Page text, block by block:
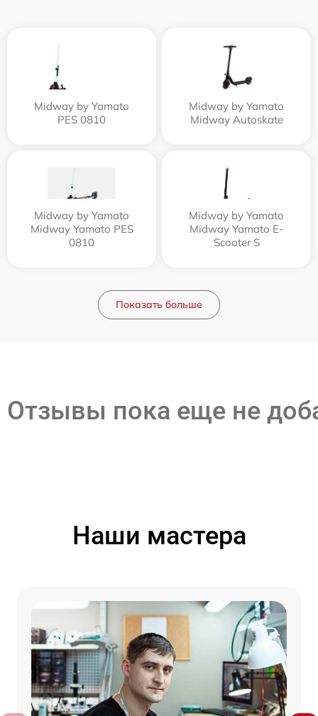
Midway by Yamato
PES 0810
Midway by Yamato
Midway Autoskate
Midway by Yamato
Midway Yamato PES
0810
Midway by Yamato
Midway Yamato E-
Scooter S
Показать больше
Отзывы пока еще не
Наши мастера